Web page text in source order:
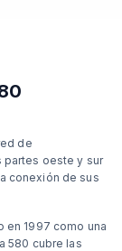
de
partes oeste y sur
conexión de sus
en 1997 como una
580 cubre las